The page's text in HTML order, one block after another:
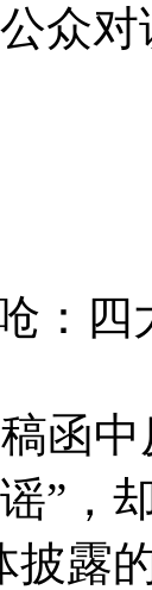
众
：
函中
”，
披露